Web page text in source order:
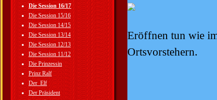
Die Session 16/17
Die Session 15/16
Die Session 14/15
Die Session 13/14
Die Session 12/13
Die Session 11/12
Die Prinzessin
Prinz Ralf
Der_Elf
Der Präsident
Eröffnen tun wie
Ortsvorstehern.